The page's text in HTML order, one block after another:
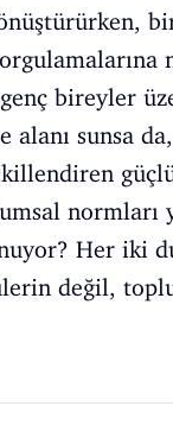
bireyler
alanı sunsa
Her iki
değil,